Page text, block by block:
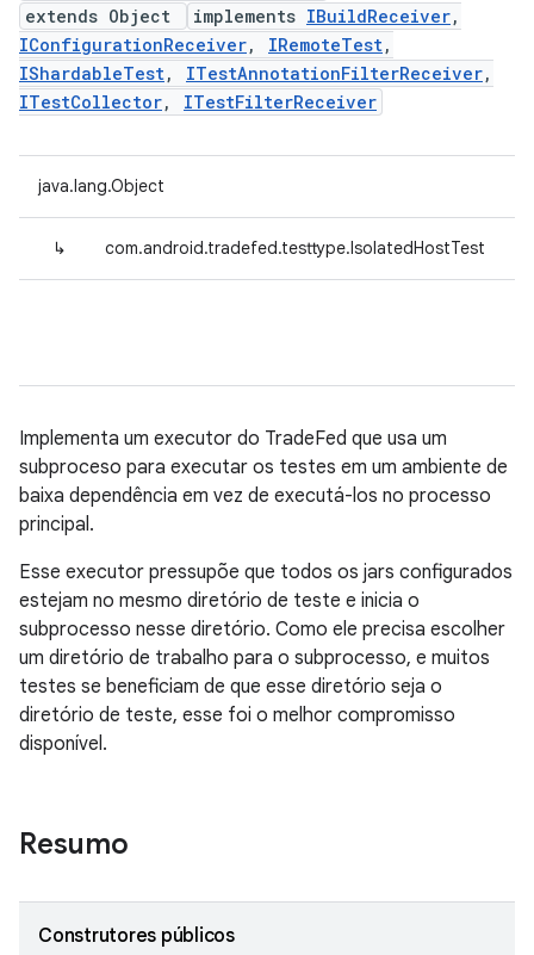
extends Object
implements IBuildReceiver,
IConfigurationReceiver, IRemoteTest,
IShardableTest, ITestAnnotationFilterReceiver,
ITestCollector, ITestFilterReceiver
java.lang.Object
↳ com.android.tradefed.testtype.IsolatedHostTest
Implementa um executor do TradeFed que usa um
subproceso para executar os testes em um ambiente de
baixa dependência em vez de executá-los no processo
principal.
Esse executor pressupõe que todos os jars configurados
estejam no mesmo diretório de teste e inicia o
subprocesso nesse diretório. Como ele precisa escolher
um diretório de trabalho para o subprocesso, e muitos
testes se beneficiam de que esse diretório seja o
diretório de teste, esse foi o melhor compromisso
disponível.
Resumo
Construtores públicos